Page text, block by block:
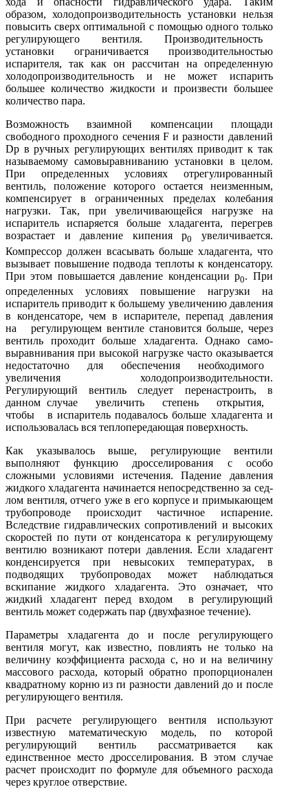
образом, холодопроизводительность установки нельзя
повысить сверх оптимальной с помощью одного только
регу­лирующего вентиля. Производительность
установки ограничивается производительностью
испарителя, так как он рассчитан на определен­ную
холодопроизводительность и не может испарить
большее количе­ство жидкости и произвести большее
количество пара.
Возможность взаимной компенсации площади
свободного проход­ного сечения F и разности давлений
Dр в ручных регулирующих вен­тилях приводит к так
называемому самовыравниванию установки в целом.
При определенных условиях отрегулированный
вентиль, поло­жение которого остается неизменным,
компенсирует в ограниченных пределах колебания
нагрузки. Так, при увеличивающейся нагрузке на
испаритель испаряется больше хладагента, перегрев
возрастает и давление кипения р0
увеличивается.
Компрессор должен всасывать больше хладагента, что
вызывает повышение подвода теплоты к кон­денсатору.
При этом повышается давление конденсации р0. При
определенных условиях повышение нагрузки на
испаритель при­водит к большему увеличению давления
в конденсаторе, чем в ис­парителе, перепад давления
на регулирующем вентиле становится больше, через
вентиль проходит больше хладагента. Однако само­
выравнивания при высокой нагрузке часто оказывается
недостаточ­но для обеспечения необходимого
увеличения холодопроизводительности.
Регулирующий вентиль следует перенастроить, в
данном случае увеличить степень открытия,
чтобы в испаритель подава­лось больше хладагента и
использовалась вся теплопередающая поверхность.
Как указывалось выше, регулирующие вентили
выполняют функ­цию дросселирования с особо
сложными условиями истечения. Паде­ние давления
жидкого хладагента начинается непосредственно за сед­
лом вентиля, отчего уже в его корпусе и примыкающем
трубопроводе происходит частичное испарение.
Вследствие гидравлических сопротив­лений и высоких
скоростей по пути от конденсатора к регулирующему
вентилю возникают потери давления. Если хладагент
конденсируется при невысоких температурах, в
подводящих трубопроводах может наблюдаться
вскипание жидкого хладагента. Это означает, что
жидкий хладагент перед входом в регулирующий
вентиль может содержать пар (двухфазное течение).
Параметры хладагента до и после регулирующего
вентиля могут, как известно, повлиять не только на
величину коэффициента расхода с, но и на величину
массового расхода, который обратно пропорцио­нален
квадратному корню из rи разности давлений до и после
регули­рующего вентиля.
При расчете регулирующего вентиля используют
известную мате­матическую модель, по которой
регулирующий вентиль рассматрива­ется как
единственное место дросселирования. В этом случае
расчет происходит по формуле для объемного расхода
через круглое отверствие.